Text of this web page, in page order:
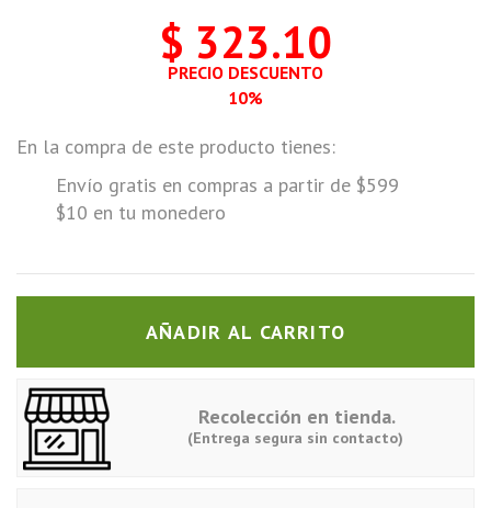
$ 323.10
PRECIO DESCUENTO
10%
En la compra de este producto tienes:
Envío gratis en compras a partir de $599
$10 en tu monedero
AÑADIR AL CARRITO
Recolección en tienda.
(Entrega segura sin contacto)